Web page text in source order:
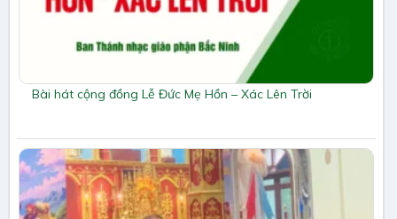
Bài hát cộng đồng Lễ Đức Mẹ Hồn – Xác Lên Trời